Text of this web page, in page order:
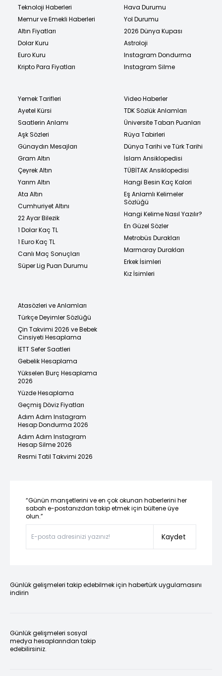
Teknoloji Haberleri
Memur ve Emekli Haberleri
Altın Fiyatları
Dolar Kuru
Euro Kuru
Kripto Para Fiyatları
Hava Durumu
Yol Durumu
2026 Dünya Kupası
Astroloji
Instagram Dondurma
Instagram Silme
Yemek Tarifleri
Ayetel Kürsi
Saatlerin Anlamı
Aşk Sözleri
Günaydın Mesajları
Gram Altın
Çeyrek Altın
Yarım Altın
Ata Altın
Cumhuriyet Altını
22 Ayar Bilezik
1 Dolar Kaç TL
1 Euro Kaç TL
Canlı Maç Sonuçları
Süper Lig Puan Durumu
Video Haberler
TDK Sözlük Anlamları
Üniversite Taban Puanları
Rüya Tabirleri
Dünya Tarihi ve Türk Tarihi
İslam Ansiklopedisi
TÜBİTAK Ansiklopedisi
Hangi Besin Kaç Kalori
Eş Anlamlı Kelimeler
Sözlüğü
Hangi Kelime Nasıl Yazılır?
En Güzel Sözler
Metrobüs Durakları
Marmaray Durakları
Erkek İsimleri
Kız İsimleri
Atasözleri ve Anlamları
Türkçe Deyimler Sözlüğü
Çin Takvimi 2026 ve Bebek
Cinsiyeti Hesaplama
İETT Sefer Saatleri
Gebelik Hesaplama
Yükselen Burç Hesaplama
2026
Yüzde Hesaplama
Geçmiş Döviz Fiyatları
Adım Adım Instagram
Hesap Dondurma 2026
Adım Adım Instagram
Hesap Silme 2026
Resmi Tatil Takvimi 2026
“Günün manşetlerini ve en çok okunan haberlerini her
sabah e-postanızdan takip etmek için bültene üye
olun.”
Kaydet
Günlük gelişmeleri takip edebilmek için habertürk uygulamasını
indirin
Günlük gelişmeleri sosyal
medya hesaplarından takip
edebilirsiniz.